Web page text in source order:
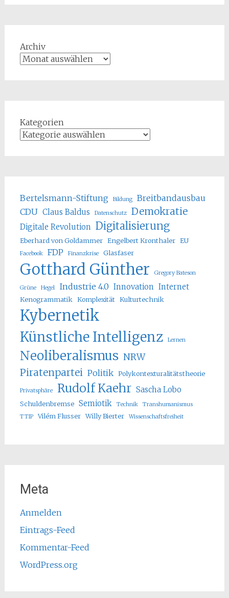
Archiv
Kategorien
Bertelsmann-Stiftung Bildung
Breitbandausbau
CDU Claus Baldus Datenschutz Demokratie
Digitale Revolution Digitalisierung
Eberhard von Goldammer Engelbert Kronthaler EU
Facebook FDP Finanzkrise Glasfaser
Gotthard Günther Gregory Bateson
Grüne Hegel Industrie 4.0 Innovation Internet
Kenogrammatik Komplexität Kulturtechnik
Kybernetik
Künstliche Intelligenz Lernen
Neoliberalismus NRW
Piratenpartei Politik Polykontexturalitätstheorie
Privatsphäre Rudolf Kaehr Sascha Lobo
Schuldenbremse Semiotik Technik
Transhumanismus
TTIP
Vilém Flusser Willy Bierter Wissenschaftsfreiheit
Meta
Anmelden
Eintrags-Feed
Kommentar-Feed
WordPress.org